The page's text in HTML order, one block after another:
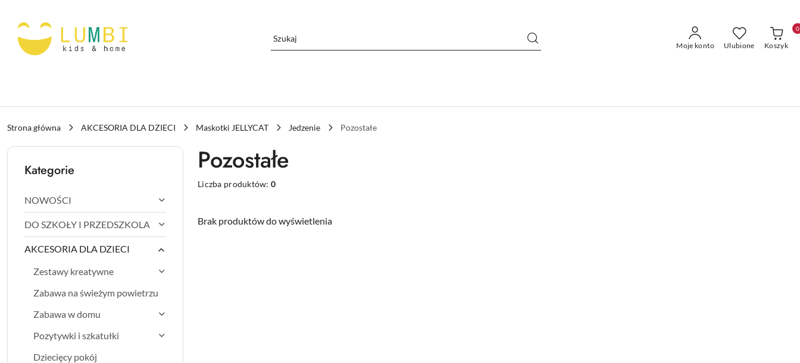
Moje konto Ulubione Koszyk
0
Strona główna AKCESORIA DLA DZIECI Maskotki JELLYCAT Jedzenie Pozostałe
Kategorie
NOWOŚCI
DO SZKOŁY I PRZEDSZKOLA
AKCESORIA DLA DZIECI
Zestawy kreatywne
Zabawa na świeżym powietrzu
Zabawa w domu
Pozytywki i szkatułki
Dziecięcy pokój
Pozostałe
Liczba produktów:0
Brak produktów do wyświetlenia